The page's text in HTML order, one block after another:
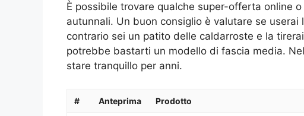
È possibile trovare qualche super-offerta online
autunnali. Un buon consiglio è valutare se userai
contrario sei un patito delle caldarroste e la
potrebbe bastarti un modello di fascia media.
stare tranquillo per anni.
# Anteprima Prodotto